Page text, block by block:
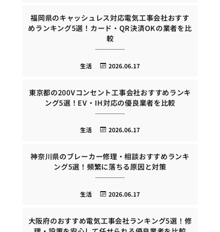
福岡県のキャッシュレス対応電気工事会社おすす
めランキング5選！カード・QR決済OKの業者を比
較
2026.06.17
生活
東京都の200Vコンセント工事会社おすすめランキ
ング5選！EV・IH対応の優良業者を比較
2026.06.17
生活
神奈川県のブレーカー修理・相談おすすめランキ
ング5選！頻繁に落ちる原因と対策
2026.06.17
生活
大阪府のおすすめ電気工事会社ランキング5選！修